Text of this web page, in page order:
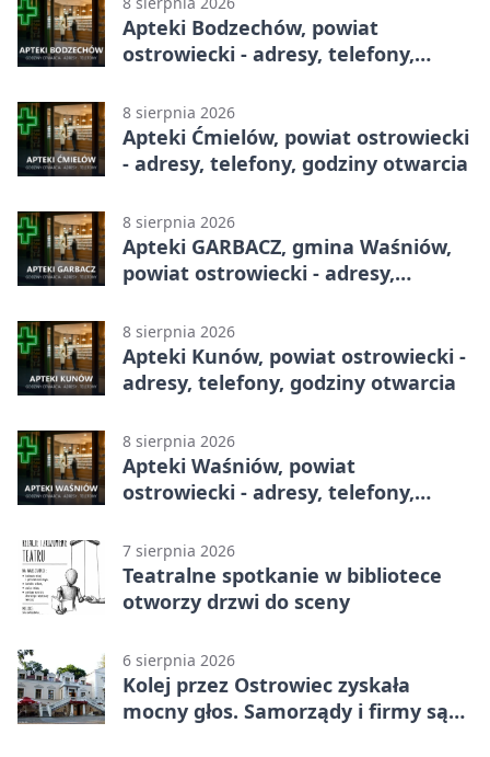
Apteki Bodzechów, powiat
ostrowiecki - adresy, telefony,
8 sierpnia 2026
Apteki Ćmielów, powiat ostrowiecki
- adresy, telefony, godziny otwarcia
8 sierpnia 2026
Apteki GARBACZ, gmina Waśniów,
powiat ostrowiecki - adresy,
8 sierpnia 2026
Apteki Kunów, powiat ostrowiecki -
adresy, telefony, godziny otwarcia
8 sierpnia 2026
Apteki Waśniów, powiat
ostrowiecki - adresy, telefony,
7 sierpnia 2026
Teatralne spotkanie w bibliotece
otworzy drzwi do sceny
6 sierpnia 2026
Kolej przez Ostrowiec zyskała
mocny głos. Samorządy i firmy są